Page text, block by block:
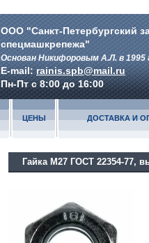
ООО "Санкт-Петербургский
спецмашкрепежа"
Основан Никифоровым А.Л. в 1995
E-mail:rainis.spb@mail.ru
Пн-Пт с 8:00 до 16:00
ЦЕНЫ ДОСТАВКА И
Гайка М27 ГОСТ 22354-77,